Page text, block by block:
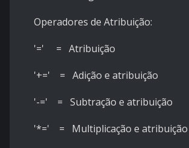
Operadores de Atribuição:
'=' = Atribuição
'+=' = Adição e atribuição
'-=' = Subtração e atribuição
'*=' = Multiplicação e atribuição